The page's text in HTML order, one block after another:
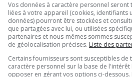
le CPE qui va célébrer
va inaugurer, officiellement,
et 13 places à Bellecombe.
Vos données à caractère personnel
liées à votre appareil (cookies, identifiants
données) pourront être stockées et
que partagées avec lui, ou utilisées
partenaires et nous-mêmes sommes
de géolocalisation précises. Liste des
Certains fournisseurs sont susceptibles de
caractère personnel sur la base de
opposer en gérant vos options ci-dessous.